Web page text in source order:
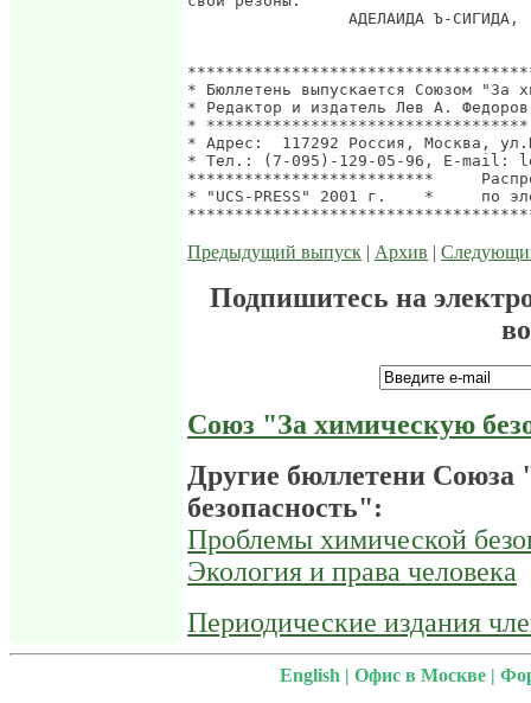
Предыдущий выпуск | Архив |
Подпишитесь на
Союз "За химическую
Другие бюллетени Союза
безопасность":
Проблемы химической
Экология и права человека
Периодические издания
English | Офис в Москве |